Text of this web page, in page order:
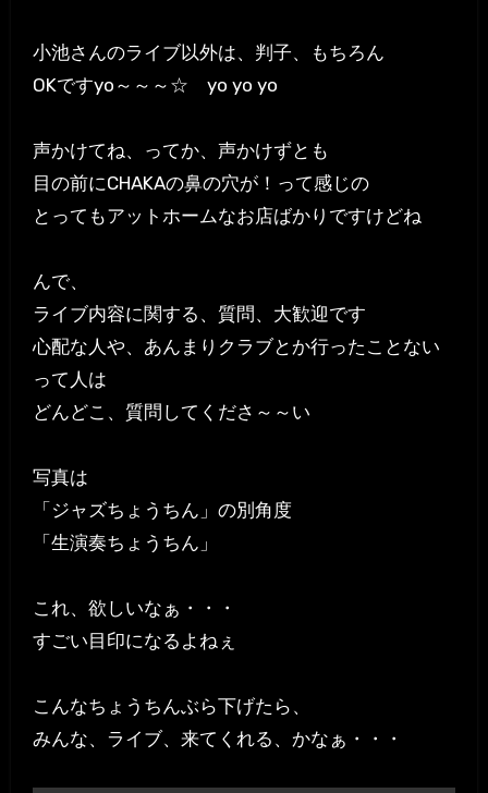
小池さんのライブ以外は、判子、もちろん
OKですyo～～～☆ yo yo yo
声かけてね、ってか、声かけずとも
目の前にCHAKAの鼻の穴が！って感じの
とってもアットホームなお店ばかりですけどね
んで、
ライブ内容に関する、質問、大歓迎です
心配な人や、あんまりクラブとか行ったことない
って人は
どんどこ、質問してくださ～～い
写真は
「ジャズちょうちん」の別角度
「生演奏ちょうちん」
これ、欲しいなぁ・・・
すごい目印になるよねぇ
こんなちょうちんぶら下げたら、
みんな、ライブ、来てくれる、かなぁ・・・